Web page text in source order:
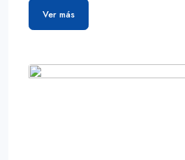
Ver más